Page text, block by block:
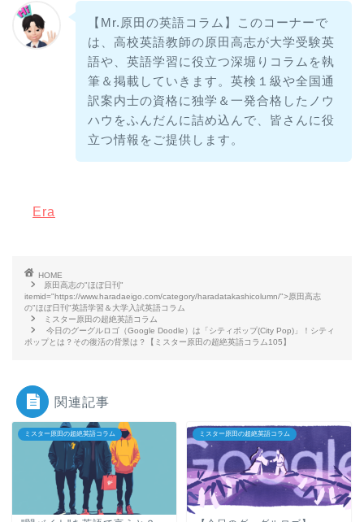
【Mr.原田の英語コラム】このコーナーで
は、高校英語教師の原田高志が大学受験英
語や、英語学習に役立つ深堀りコラムを執
筆＆掲載していきます。英検１級や全国通
訳案内士の資格に独学＆一発合格したノウ
ハウをふんだんに詰め込んで、皆さんに役
立つ情報をご提供します。
Era
HOME
原田高志の"ほぼ日刊"
itemid="https://www.haradaeigo.com/category/haradatakashicolumn/">原田高志
の"ほぼ日刊"英語学習＆大学入試英語コラム
ミスター原田の超絶英語コラム
今日のグーグルロゴ（Google Doodle）は「シティポップ(City Pop)」！シティ
ポップとは？その復活の背景は？【ミスター原田の超絶英語コラム105】
関連記事
ミスター原田の超絶英語コラム ミスター原田の超絶英語コラム